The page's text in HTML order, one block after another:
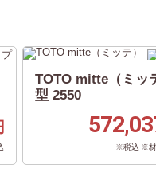
TOTO mitte（ミッ
型 2550
※税込 ※材